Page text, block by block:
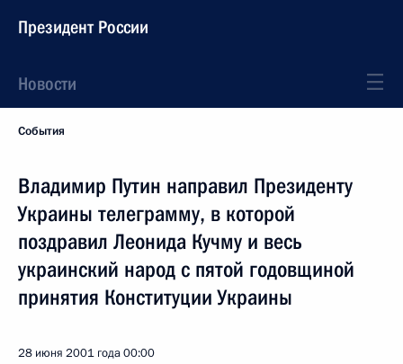
Президент России
Новости
События
Владимир Путин направил Президенту
Украины телеграмму, в которой
поздравил Леонида Кучму и весь
украинский народ с пятой годовщиной
принятия Конституции Украины
28 июня 2001 года00:00